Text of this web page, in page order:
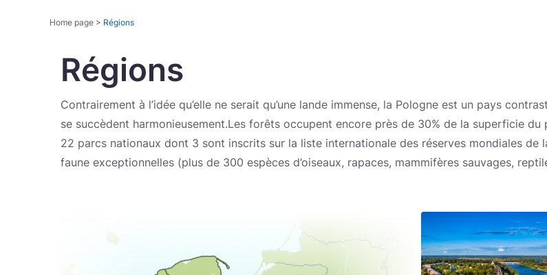
Home page > Régions
Régions
Contrairement à l’idée qu’elle ne serait qu’une lande immense, la Pologne est un pays
se succèdent harmonieusement.Les forêts occupent encore près de 30% de la superficie
22 parcs nationaux dont 3 sont inscrits sur la liste internationale des réserves mondiales de
faune exceptionnelles (plus de 300 espèces d’oiseaux, rapaces, mammifères sauvages,